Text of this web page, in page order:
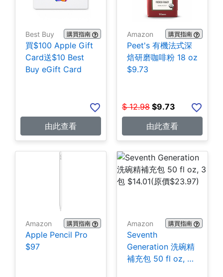
Best Buy 購買指南
買$100 Apple Gift
Card送$10 Best
Buy eGift Card
由此查看
Amazon 購買指南
Peet's 有機法式深
焙研磨咖啡粉 18 oz
$9.73
$ 12.98 $9.73
由此查看
Amazon 購買指南
Apple Pencil Pro
$97
Amazon 購買指南
Seventh
Generation 洗碗精
補充包 50 fl oz, 3